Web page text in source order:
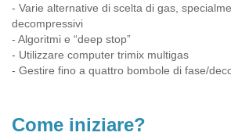
- Varie alternative di scelta di gas,
decompressivi
- Algoritmi e “deep stop”
- Utilizzare computer trimix multigas
- Gestire fino a quattro bombole di fase/
Come iniziare?